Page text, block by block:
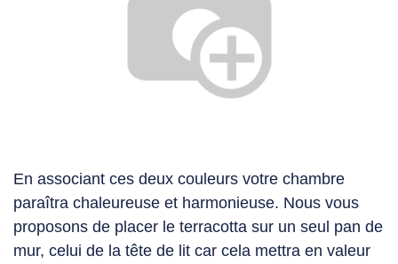
En associant ces deux couleurs votre chambre
paraîtra chaleureuse et harmonieuse. Nous vous
proposons de placer le terracotta sur un seul pan de
mur, celui de la tête de lit car cela mettra en valeur